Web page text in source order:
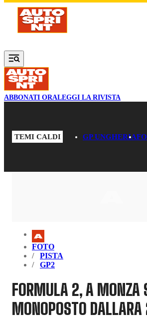
Vai al contenuto principale
ABBONATI ORALEGGI LA RIVISTA
TEMI CALDI GP UNGHERIA
FOTO
PISTA
GP2
FORMULA 2, A MONZA
MONOPOSTO